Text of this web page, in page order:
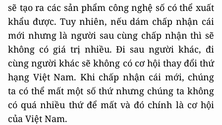
sẽ tạo ra các sản phẩm công nghệ số có thể xuất
khẩu được. Tuy nhiên, nếu dám chấp nhận cái
mới nhưng là người sau cùng chấp nhận thì sẽ
không có giá trị nhiều. Đi sau người khác, đi
cùng người khác sẽ không có cơ hội thay đổi thứ
hạng Việt Nam. Khi chấp nhận cái mới, chúng
ta có thể mất một số thứ nhưng chúng ta không
có quá nhiều thứ để mất và đó chính là cơ hội
của Việt Nam.